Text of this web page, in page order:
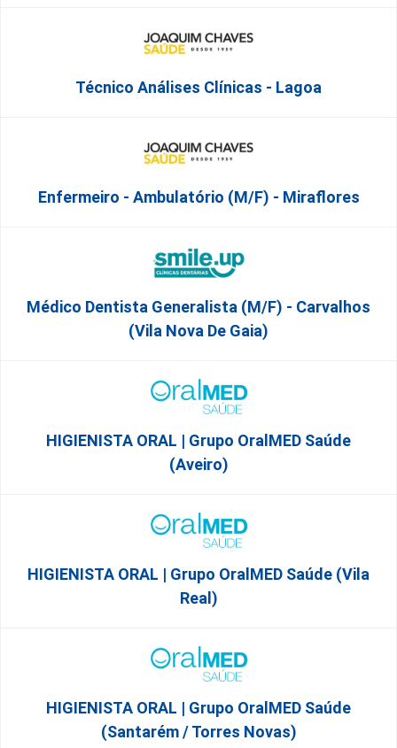
Técnico Análises Clínicas - Lagoa
Enfermeiro - Ambulatório (M/F) - Miraflores
Médico Dentista Generalista (M/F) - Carvalhos
(Vila Nova De Gaia)
HIGIENISTA ORAL | Grupo OralMED Saúde
(Aveiro)
HIGIENISTA ORAL | Grupo OralMED Saúde (Vila
Real)
HIGIENISTA ORAL | Grupo OralMED Saúde
(Santarém / Torres Novas)